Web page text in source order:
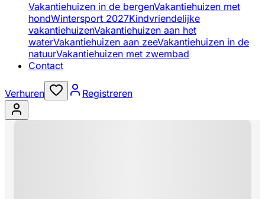
Vakantiehuizen in de bergenVakantiehuizen met
hondWintersport 2027Kindvriendelijke
vakantiehuizenVakantiehuizen aan het
waterVakantiehuizen aan zeeVakantiehuizen in de
natuurVakantiehuizen met zwembad
Contact
Verhuren Registreren